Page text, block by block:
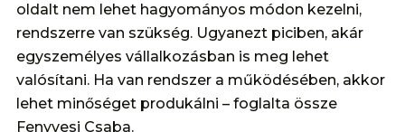
oldalt nem lehet hagyományos módon kezelni,
rendszerre van szükség. Ugyanezt piciben, akár
egyszemélyes vállalkozásban is meg lehet
valósítani. Ha van rendszer a működésében, akkor
lehet minőséget produkálni – foglalta össze
Fenyvesi Csaba.